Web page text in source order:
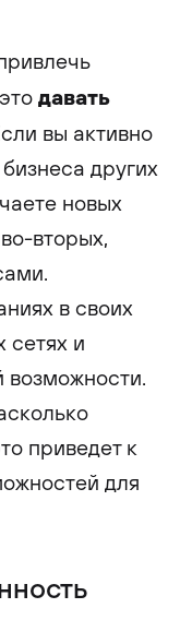
давать
вы активно
других
новых
вторых,
в своих
сетях и
приведет к
для